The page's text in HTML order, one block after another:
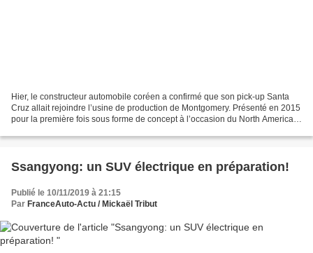
Hier, le constructeur automobile coréen a confirmé que son pick-up Santa
Cruz allait rejoindre l’usine de production de Montgomery. Présenté en 2015
pour la première fois sous forme de concept à l’occasion du North American
Ssangyong: un SUV électrique en préparation!
Publié le 10/11/2019 à 21:15
Par FranceAuto-Actu / Mickaël Tribut